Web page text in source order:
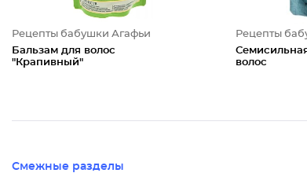
Рецепты бабушки Агафьи
Бальзам для волос
"Крапивный"
Рецепты
волос
Смежные разделы